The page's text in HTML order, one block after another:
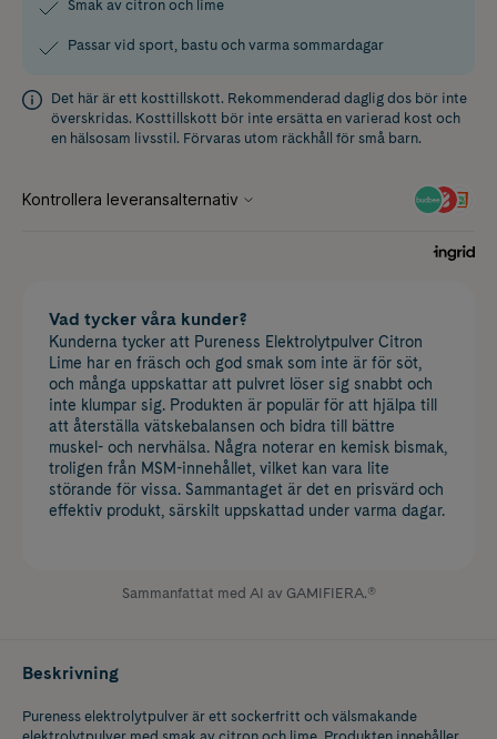
Smak av citron och lime
Passar vid sport, bastu och varma sommardagar
Det här är ett kosttillskott. Rekommenderad daglig dos bör inte
överskridas. Kosttillskott bör inte ersätta en varierad kost och
en hälsosam livsstil. Förvaras utom räckhåll för små barn.
Vad tycker våra kunder?
Kunderna tycker att Pureness Elektrolytpulver Citron
Lime har en fräsch och god smak som inte är för söt,
och många uppskattar att pulvret löser sig snabbt och
inte klumpar sig. Produkten är populär för att hjälpa till
att återställa vätskebalansen och bidra till bättre
muskel- och nervhälsa. Några noterar en kemisk bismak,
troligen från MSM-innehållet, vilket kan vara lite
störande för vissa. Sammantaget är det en prisvärd och
effektiv produkt, särskilt uppskattad under varma dagar.
Sammanfattat med AI av GAMIFIERA.®
Beskrivning
Pureness elektrolytpulver är ett sockerfritt och välsmakande